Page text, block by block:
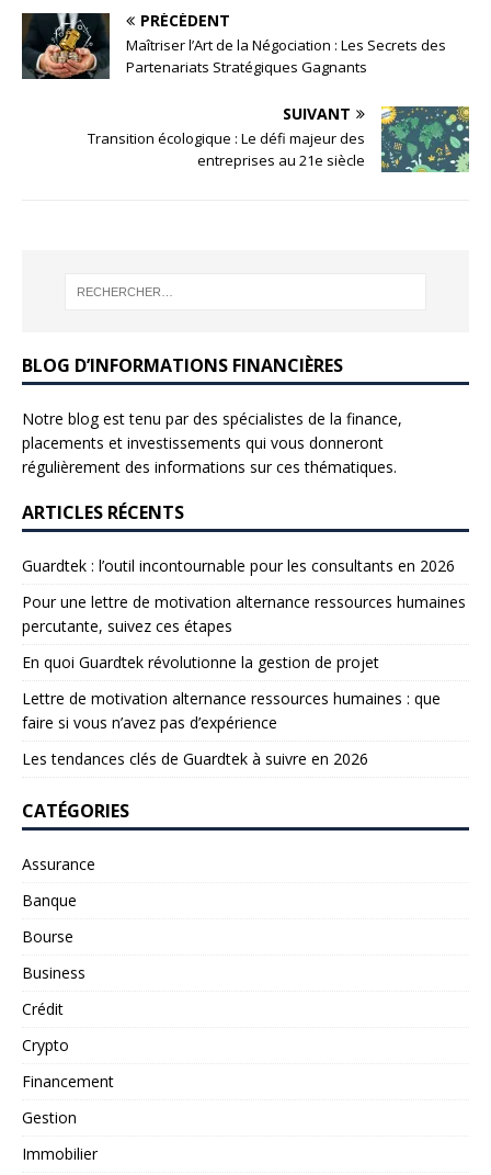
PRÉCÉDENT
Maîtriser l’Art de la Négociation : Les Secrets des
Partenariats Stratégiques Gagnants
SUIVANT
Transition écologique : Le défi majeur des
entreprises au 21e siècle
BLOG D’INFORMATIONS FINANCIÈRES
Notre blog est tenu par des spécialistes de la finance,
placements et investissements qui vous donneront
régulièrement des informations sur ces thématiques.
ARTICLES RÉCENTS
Guardtek : l’outil incontournable pour les consultants en 2026
Pour une lettre de motivation alternance ressources humaines
percutante, suivez ces étapes
En quoi Guardtek révolutionne la gestion de projet
Lettre de motivation alternance ressources humaines : que
faire si vous n’avez pas d’expérience
Les tendances clés de Guardtek à suivre en 2026
CATÉGORIES
Assurance
Banque
Bourse
Business
Crédit
Crypto
Financement
Gestion
Immobilier